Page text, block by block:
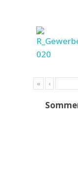
« ‹